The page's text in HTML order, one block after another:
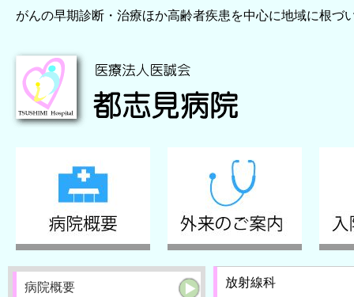
がんの早期診断・治療ほか高齢者疾患を中心に地域に根づ
病院概要 放射線科